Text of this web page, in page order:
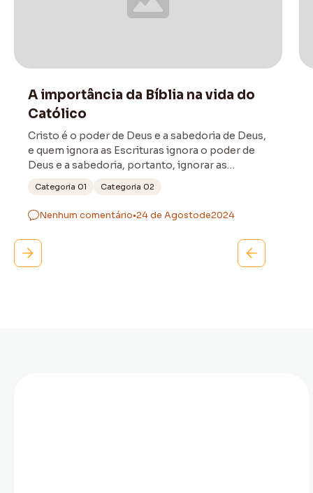
A importância da Bíblia na vida do
Católico
Cristo é o poder de Deus e a sabedoria de Deus,
e quem ignora as Escrituras ignora o poder de
Deus e a sabedoria, portanto, ignorar as
Escrituras é ignorar Cristo.
Categoria 01 Categoria 02
Nenhum comentário•24 de Agostode2024